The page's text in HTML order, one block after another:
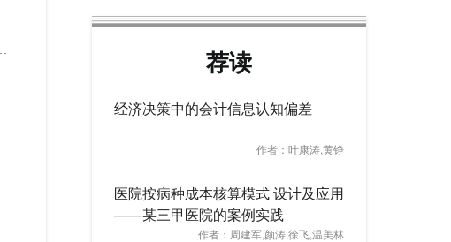
荐读
经济决策中的会计信息认知偏差
作者： 叶康涛,黄铮
医院按病种成本核算模式 设计及应用
——某三甲医院的案例实践
作者： 周建军,颜涛,徐飞,温美林